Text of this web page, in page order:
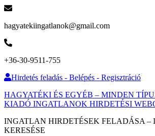
hagyatekiingatlanok@gmail.com
+36-30-9511-755
Hirdetés feladás - Belépés - Regisztráció
HAGYATÉKI ÉS EGYÉB – MINDEN
KIADÓ INGATLANOK HIRDETÉSI
INGATLAN HIRDETÉSEK FELADÁSA –
KERESÉSE